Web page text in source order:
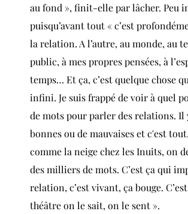
au fond », finit-elle par lâcher. Peu
puisqu’avant tout « c’est
la relation. A l’autre, au monde, au
public, à mes propres pensées, à
temps… Et ça, c’est quelque chose
infini. Je suis frappé de voir à quel
de mots pour parler des relations. Il
bonnes ou de mauvaises et c'est
comme la neige chez les Inuits, on
des milliers de mots. C’est ça qui
relation, c’est vivant, ça bouge.
théâtre on le sait, on le sent ».